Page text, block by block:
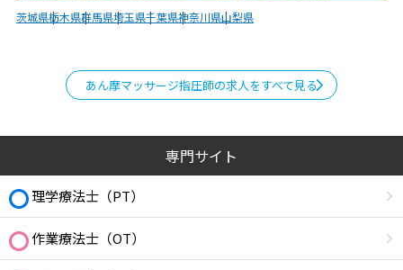
茨城県栃木県群馬県埼玉県千葉県神奈川県山梨県
あん摩マッサージ指圧師の求人をすべて見る
専門サイト
理学療法士（PT）
作業療法士（OT）